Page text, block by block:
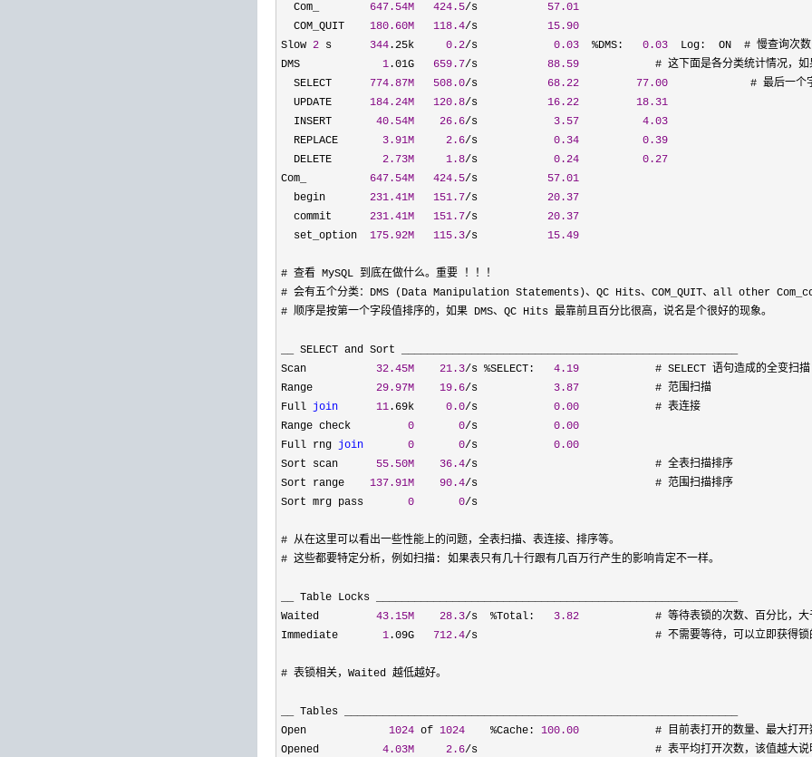
  Com_
647.54M 424.5/s 57.01
  COM_QUIT
180.60M 118.4/s 15.90
Slow 2 s 344 .25k 0.2/s 0.03
  %DMS:
0.03
Log:  ON  # 慢查询次
DMS 1 .01G 659.7/s 88.59
# 这下面是各分类统计情况，
  SELECT
774.87M 508.0/s 68.22 77.00
# 最后一个
  UPDATE
184.24M 120.8/s 16.22
18.31
  INSERT
40.54M 26.6/s 3.57
4.03
  REPLACE
3.91M 2.6/s 0.34
0.39
  DELETE
2.73M 1.8/s 0.24
0.27
Com_ 647.54M 424.5/s 57.01
  begin
231.41M 151.7/s 20.37
  commit
231.41M 151.7/s 20.37
  set_option
175.92M 115.3/s 15.49
# 查看 MySQL 到底在做什么。重要 ！！！
# 会有五个分类：DMS (Data Manipulation Statements)、QC Hits、COM_QUIT、all other
# 顺序是按第一个字段值排序的，如果 DMS、QC Hits 最靠前且百分比很高，说名是个很好的现象。
__ SELECT and Sort _____________________________________________________
Scan 32.45M 21.3/s %SELECT: 4.19
            # SELECT 语句造成的全变扫描
Range 29.97M 19.6/s 3.87
            # 范围扫描
Full join 11 .69k 0.0/s 0.00
            # 表连接
Range check 0 0/s 0.00
Full rng join 0 0/s 0.00
Sort scan 55.50M 36.4/s                            # 全表扫描排序
Sort range 137.91M 90.4/s                            # 范围扫描排序
Sort mrg pass 0 0/s
# 从在这里可以看出一些性能上的问题，全表扫描、表连接、排序等。
# 这些都要特定分析，例如扫描: 如果表只有几十行跟有几百万行产生的影响肯定不一样。
__ Table Locks _________________________________________________________
Waited 43.15M 28.3/s  %Total: 3.82
# 等待表锁的次数、百分比，
Immediate 1 .09G 712.4/s                            # 不需要等待，可以立即获得锁
# 表锁相关，Waited 越低越好。
__ Tables ______________________________________________________________
Open 1024 of 1024
    %Cache:
100.00
# 目前表打开的数量、最大打
Opened 4.03M 2.6/s                            # 表平均打开次数，该值越大说明